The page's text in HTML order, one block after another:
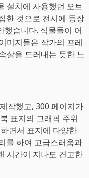
설치에 사용했던 오브
한 것으로 전시에 등장
했습니다. 식물들이 어
미지들은 작가의 프레
살을 드러내는 듯한 느
작했고, 300 페이지가
표지의 그래픽 주위
면서 표지에 다양한
를 하여 고급스러움과
시간이 지나도 견고한